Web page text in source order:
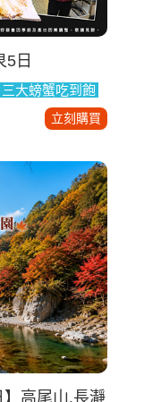
5日
三大螃蟹吃到飽
立刻購買
】高尾山.長瀞